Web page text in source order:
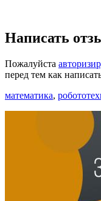
Написать
Пожалуйста
перед тем как
математика,